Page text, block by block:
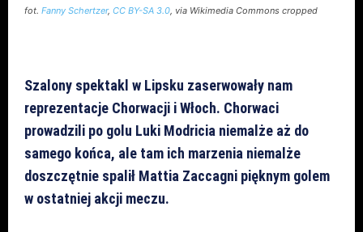
fot. Fanny Schertzer, CC BY-SA 3.0 , via Wikimedia Commons cropped
Szalony spektakl w Lipsku zaserwowały nam
reprezentacje Chorwacji i Włoch. Chorwaci
prowadzili po golu Luki Modricia niemalże aż do
samego końca, ale tam ich marzenia niemalże
doszczętnie spalił Mattia Zaccagni pięknym golem
w ostatniej akcji meczu.